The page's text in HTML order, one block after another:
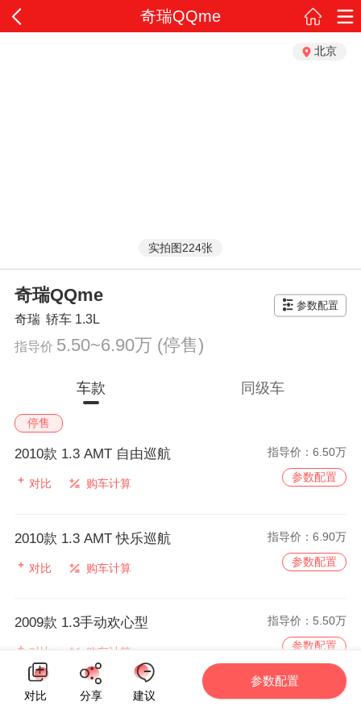
奇瑞QQme
北京
实拍图224张
奇瑞QQme
奇瑞 轿车 1.3L
参数配置
指导价 5.50~6.90万 (停售)
车款 同级车
停售
2010款 1.3 AMT 自由巡航 指导价：6.50万
对比 购车计算 参数配置
2010款 1.3 AMT 快乐巡航 指导价：6.90万
对比 购车计算 参数配置
2009款 1.3手动欢心型 指导价： 5.50万
对比 购车计算 参数配置
对比 分享 建议
参数配置